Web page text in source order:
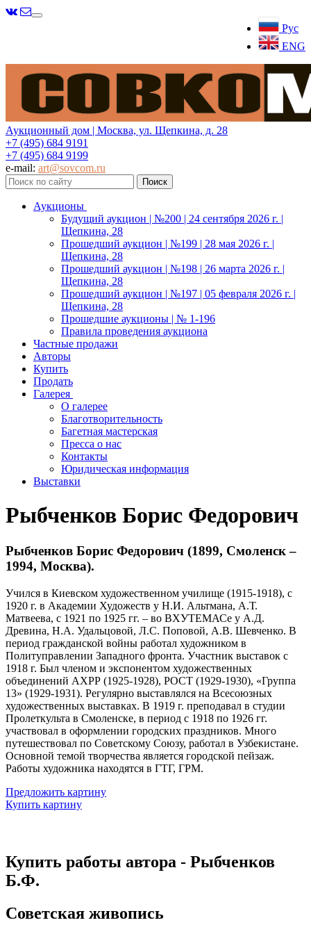
Рус
ENG
Меню
Аукционный дом | Москва, ул. Щепкина, д. 28
+7 (495) 684 9191
+7 (495) 684 9199
e-mail: art@sovcom.ru
Аукционы
Будущий аукцион | №200 | 24 сентября 2026 г. |
Щепкина, 28
Прошедший аукцион | №199 | 28 мая 2026 г. |
Щепкина, 28
Прошедший аукцион | №198 | 26 марта 2026 г. |
Щепкина, 28
Прошедший аукцион | №197 | 05 февраля 2026 г. |
Щепкина, 28
Прошедшие аукционы | № 1-196
Правила проведения аукциона
Частные продажи
Авторы
Купить
Продать
Галерея
О галерее
Благотворительность
Багетная мастерская
Пресса о нас
Контакты
Юридическая информация
Выставки
Рыбченков Борис Федорович
Рыбченков Борис Федорович (1899, Смоленск –
1994, Москва).
Учился в Киевском художественном училище (1915-1918), с
1920 г. в Академии Художеств у Н.И. Альтмана, А.Т.
Матвеева, с 1921 по 1925 гг. – во ВХУТЕМАСе у А.Д.
Древина, Н.А. Удальцовой, Л.С. Поповой, А.В. Шевченко. В
период гражданской войны работал художником в
Политуправлении Западного фронта. Участник выставок с
1918 г. Был членом и экспонентом художественных
объединений АХРР (1925-1928), РОСТ (1929-1930), «Группа
13» (1929-1931). Регулярно выставлялся на Всесоюзных
художественных выставках. В 1919 г. преподавал в студии
Пролеткульта в Смоленске, в период с 1918 по 1926 гг.
участвовал в оформлении городских праздников. Много
путешествовал по Советскому Союзу, работал в Узбекистане.
Основной темой творчества является городской пейзаж.
Работы художника находятся в ГТГ, ГРМ.
Предложить картину
Купить картину
Купить работы автора - Рыбченков
Б.Ф.
Советская живопись